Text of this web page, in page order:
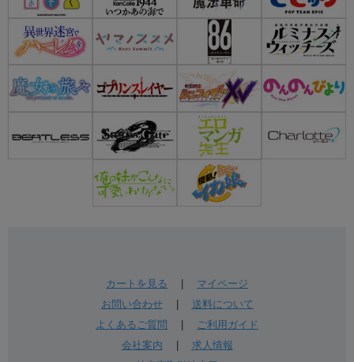
カートを見る
マイページ
お問い合わせ| 送料について
よくあるご質問
ご利用ガイド
会社案内
求人情報